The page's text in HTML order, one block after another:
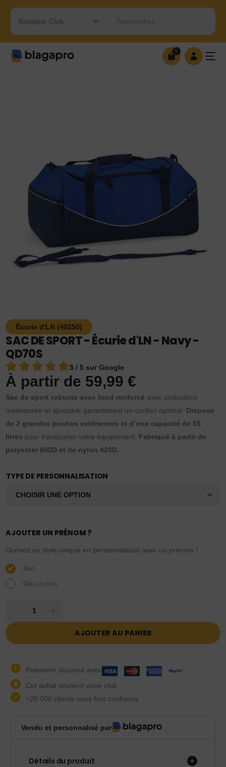
Rechercher…
0
Écurie d'LN (40250)
SAC DE SPORT - Écurie d'LN - Navy -
QD70S
5 / 5 sur Google
À partir de 59,99€
Sac de sport robuste avec fond renforcé avec andoulière
matelassée et ajustable garantissant un confort optimal. Dispose
de 2 grandes poches extérieures et d’une capacité de 55
litres pour transporter votre équipement. Fabriqué à partir de
polyester 600D et de nylon 420D.
TYPE DE PERSONNALISATION
AJOUTER UN PRÉNOM ?
Donnez un style unique en personnalisant avec un prénom !
Non
Oui. (+5,00€)
AJOUTER AU PANIER
Paiement sécurisé avec
Cet achat soutient votre club
+20 000 clients nous font confiance
Vendu et personnalisé par
Détails du produit